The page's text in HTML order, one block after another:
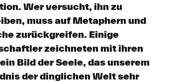
Wer versucht, ihn zu
muss auf Metaphern und
zurückgreifen. Einige
zeichneten mit ihren
Bild der Seele, das unserem
der dinglichen Welt sehr